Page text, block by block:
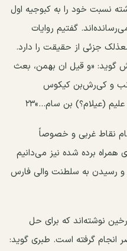
نسبت خود را به کبوجیه اول
گفتیم روایات
جزئی از حقیقت را دارد.
گوید: «و قیل ان بهمن، بعث
و کی‌رش‌بن کیکوس
(عیلام؟) بن سام...»۲۳
نقاط غربی و خصوصاً
برده شده نیز می‌دانیم
و رسیدن به سلطنت والی فارس
نوشته‌اند که برای حل
انجام گرفته است. طبری گوید: